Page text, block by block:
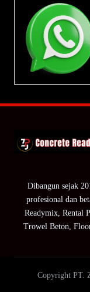
Dibangun sejak
profesional dan
Readymix, Rental
Trowel Beton,
Copyright PT.